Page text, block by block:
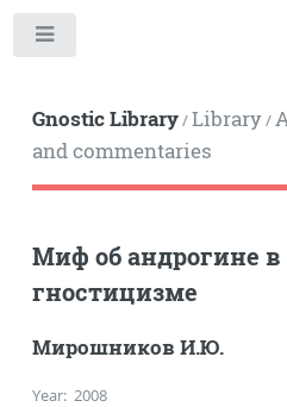
Gnostic Library/Library/
and commentaries
Миф об андрогине
гностицизме
Мирошников И.Ю.
Year: 2008